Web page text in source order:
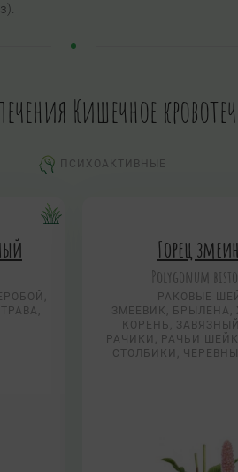
Кишечное
ПСИХОАКТИВНЫЕ
Горец
Polygonum
РАКОВЫЕ
ЗМЕЕВИК, БРЫЛЕНА,
КОРЕНЬ,
РАЧИКИ, РАЧЬИ
СТОЛБИКИ,